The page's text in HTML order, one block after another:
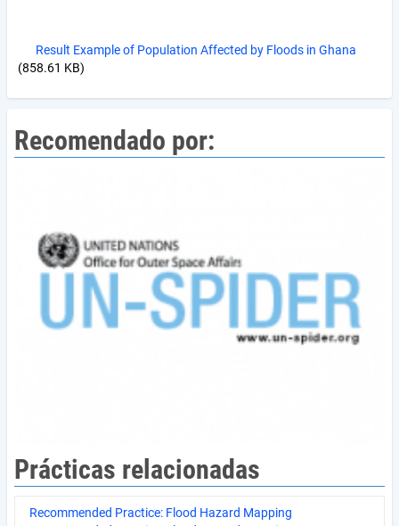
Result Example of Population Affected by Floods in Ghana
(858.61 KB)
Recomendado por:
Prácticas relacionadas
Recommended Practice: Flood Hazard Mapping